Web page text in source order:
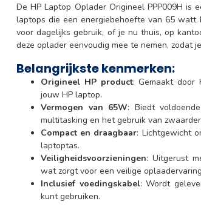
De HP Laptop Oplader Origineel PPP009H
laptops die een energiebehoefte van 65 watt
voor dagelijks gebruik, of je nu thuis, op
deze oplader eenvoudig mee te nemen, zodat
Belangrijkste kenmerken:
Origineel HP product: Gemaakt door
jouw HP laptop.
Vermogen van 65W: Biedt
multitasking en het gebruik van
Compact en draagbaar: Lichtgewicht
laptoptas.
Veiligheidsvoorzieningen: Uitgerust
wat zorgt voor een veilige
Inclusief voedingskabel: Wordt
kunt gebruiken.